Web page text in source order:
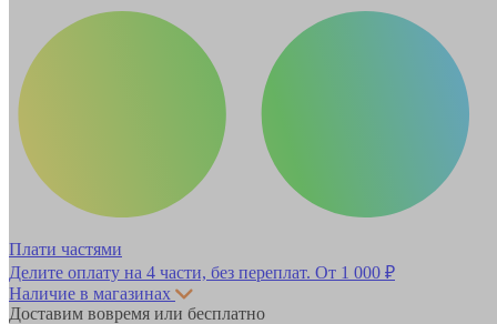
Плати частями
Делите оплату на 4 части, без переплат. От 1 000 ₽
Наличие в магазинах
Доставим вовремя или бесплатно